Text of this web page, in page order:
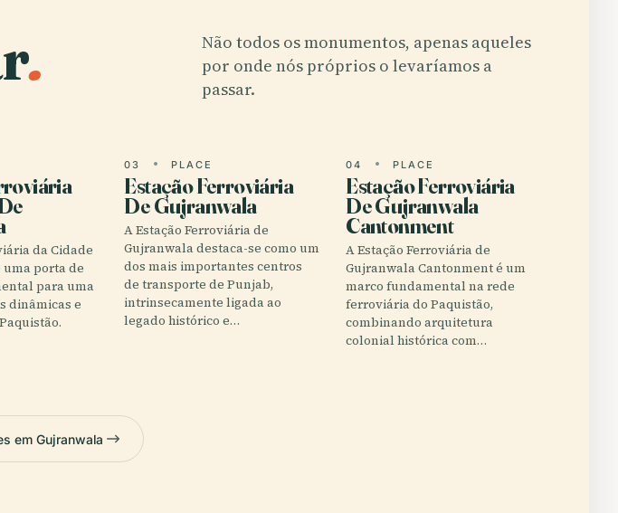
.
Não todos os monumentos, apenas aqueles
por onde nós próprios o levaríamos a
passar.
da Cidade
porta de
para uma
dinâmicas e
03 PLACE
Estação Ferroviária
De Gujranwala
A Estação Ferroviária de
Gujranwala destaca-se como um
dos mais importantes centros
de transporte de Punjab,
intrinsecamente ligada ao
legado histórico e…
04 PLACE
Estação Ferroviária
De Gujranwala
Cantonment
A Estação Ferroviária de
Gujranwala Cantonment é um
marco fundamental na rede
ferroviária do Paquistão,
combinando arquitetura
colonial histórica com…
em Gujranwala